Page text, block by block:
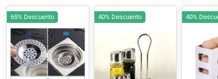
65% Descuento 40% Descuento 40%